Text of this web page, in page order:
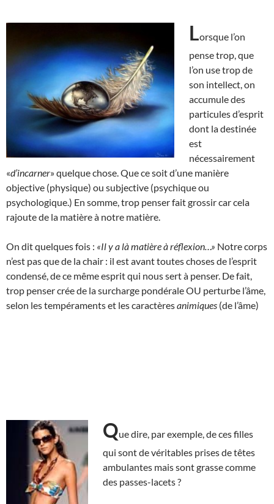
Lorsque l’on
pense trop, que
l’on use trop de
son intellect, on
accumule des
particules d’esprit
dont la destinée
est
nécessairement
«d’incarner» quelque chose. Que ce soit d’une manière
objective (physique) ou subjective (psychique ou
psychologique.) En somme, trop penser fait grossir car cela
rajoute de la matière à notre matière.
On dit quelques fois : «Il y a là matière à réflexion…» Notre corps
n’est pas que de la chair : il est avant toutes choses de l’esprit
condensé, de ce même esprit qui nous sert à penser. De fait,
trop penser crée de la surcharge pondérale OU perturbe l’âme,
selon les tempéraments et les caractèresanimiques (de l’âme)
Que dire, par exemple, de ces filles
qui sont de véritables prises de têtes
ambulantes mais sont grasse comme
des passes-lacets ?